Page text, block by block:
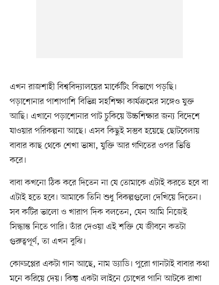
এখন রাজশাহী বিশ্ববিদ্যালয়ের মার্কেটিং বিভাগে পড়ছি।
পড়াশোনার পাশাপাশি বিভিন্ন সহশিক্ষা কার্যক্রমের সঙ্গেও যুক্ত
আছি। এখানে পড়াশোনার পাট চুকিয়ে উচ্চশিক্ষার জন্য বিদেশে
যাওয়ার পরিকল্পনা আছে। এসব কিছুই সম্ভব হয়েছে ছোটবেলায়
বাবার কাছ থেকে শেখা ভাষা, যুক্তি আর গণিতের ওপর ভিত্তি
করে।
বাবা কখনো ঠিক করে দিতেন না যে তোমাকে এটাই করতে হবে বা
এটাই হতে হবে। আমাকে তিনি শুধু বিকল্পগুলো দেখিয়ে দিতেন।
সব কটির ভালো ও খারাপ দিক বলতেন, যেন আমি নিজেই
সিদ্ধান্ত নিতে পারি। তাঁর দেওয়া এই শক্তি যে জীবনে কতটা
গুরুত্বপূর্ণ, তা এখন বুঝি।
কোল্ডপ্লের একটা গান আছে, নাম ড্যাডি। পুরো গানটাই বাবার কথা
মনে করিয়ে দেয়। কিন্তু একটা লাইনে চোখের পানি আটকে রাখা